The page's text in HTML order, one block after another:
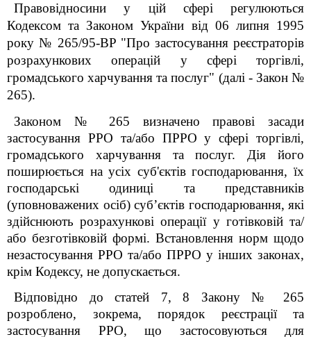
Правовідносини у цій сфері регулюються
Кодексом та Законом України від 06 липня 1995
року № 265/95-ВР "Про застосування реєстраторів
розрахункових операцій у сфері торгівлі,
громадського харчування та послуг" (далі - Закон №
265).
Законом № 265 визначено правові засади
застосування РРО та/або ПРРО у сфері торгівлі,
громадського харчування та послуг. Дія його
поширюється на усіх суб'єктів господарювання, їх
господарські одиниці та представників
(уповноважених осіб) суб’єктів господарювання, які
здійснюють розрахункові операції у готівковій та/
або безготівковій формі. Встановлення норм щодо
незастосування РРО та/або ПРРО у інших законах,
крім Кодексу, не допускається.
Відповідно до статей 7, 8 Закону № 265
розроблено, зокрема, порядок реєстрації та
застосування РРО, що застосовуються для